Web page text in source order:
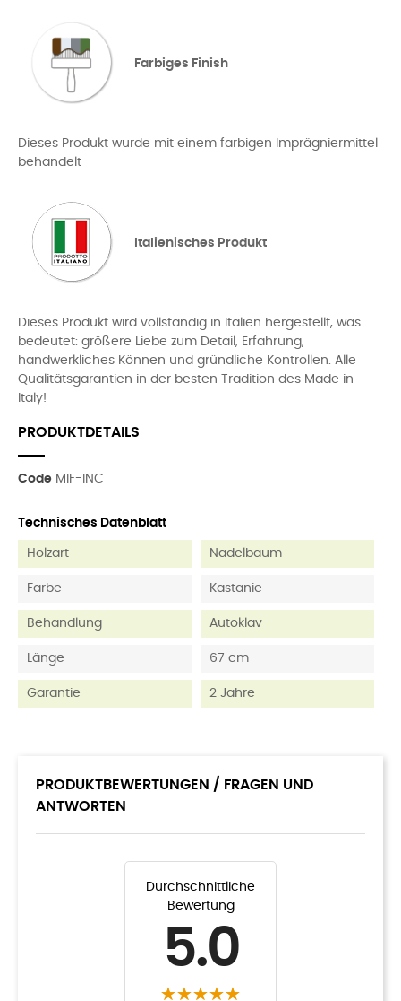
Farbiges Finish
Dieses Produkt wurde mit einem farbigen Imprägniermittel
behandelt
Italienisches Produkt
Dieses Produkt wird vollständig in Italien hergestellt, was
bedeutet: größere Liebe zum Detail, Erfahrung,
handwerkliches Können und gründliche Kontrollen. Alle
Qualitätsgarantien in der besten Tradition des Made in
Italy!
PRODUKTDETAILS
Code MIF-INC
Technisches Datenblatt
Holzart Nadelbaum
Farbe Kastanie
Behandlung Autoklav
Länge 67 cm
Garantie 2 Jahre
PRODUKTBEWERTUNGEN / FRAGEN UND
ANTWORTEN
Durchschnittliche
Bewertung
5.0